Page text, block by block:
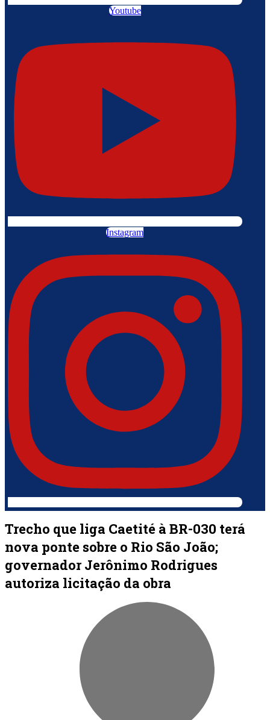
Youtube
Instagram
Trecho que liga Caetité à BR-030 terá
nova ponte sobre o Rio São João;
governador Jerônimo Rodrigues
autoriza licitação da obra